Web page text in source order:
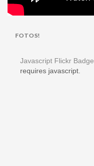
FOTOS!
Javascript Flickr Badge
requires javascript.